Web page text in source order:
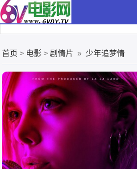
首页 > 电影 > 剧情片 » 少年追梦情